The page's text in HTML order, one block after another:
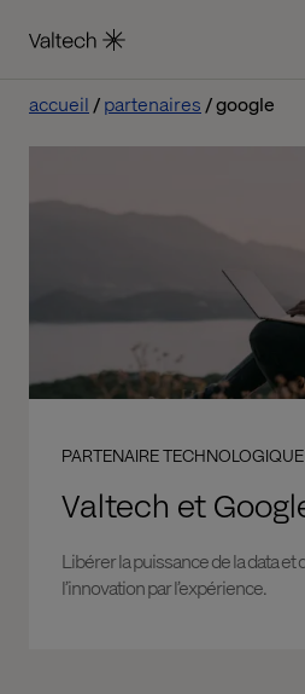
accueil partenaires google
PARTENAIRE TECHNOLOGIQUE
Valtech et
Libérer la puissance de la data et
l’innovation par l’expérience.